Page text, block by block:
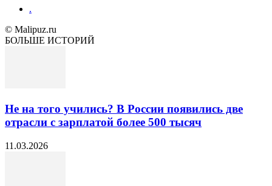
.
© Malipuz.ru
БОЛЬШЕ ИСТОРИЙ
Не на того учились? В России появились две
отрасли с зарплатой более 500 тысяч
11.03.2026